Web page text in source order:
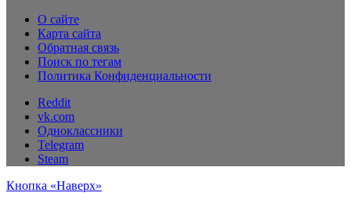
О сайте
Карта сайта
Обратная связь
Поиск по тегам
Политика Конфиденциальности
Reddit
vk.com
Одноклассники
Telegram
Steam
Кнопка «Наверх»